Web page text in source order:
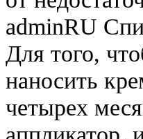
adminRU
Для того,
наносить
четырех